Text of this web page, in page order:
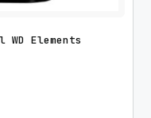
Elements